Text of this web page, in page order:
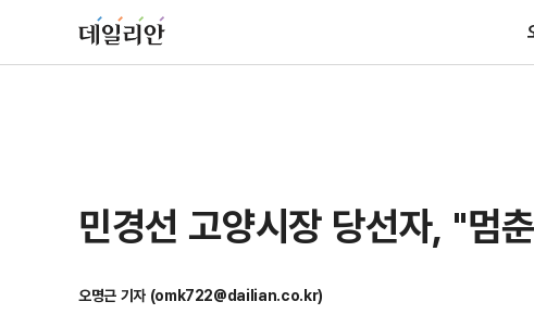
민경선 고양시장 당선자, "멈
오명근 기자 (omk722@dailian.co.kr)